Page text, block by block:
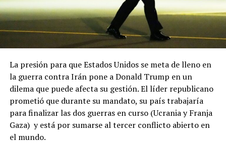
La presión para que Estados Unidos se meta de lleno en
la guerra contra Irán pone a Donald Trump en un
dilema que puede afecta su gestión. El líder republicano
prometió que durante su mandato, su país trabajaría
para finalizar las dos guerras en curso (Ucrania y Franja
Gaza) y está por sumarse al tercer conflicto abierto en
el mundo.